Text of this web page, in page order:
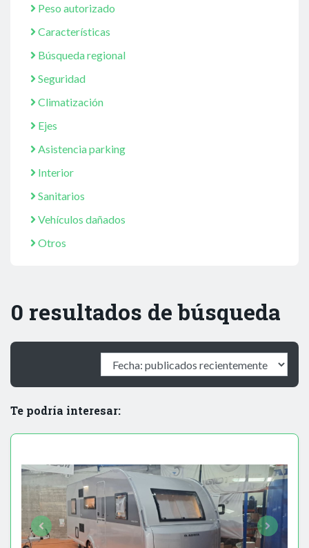
Peso autorizado
Características
Búsqueda regional
Seguridad
Climatización
Ejes
Asistencia parking
Interior
Sanitarios
Vehículos dañados
Otros
0 resultados de búsqueda
Te podría interesar: